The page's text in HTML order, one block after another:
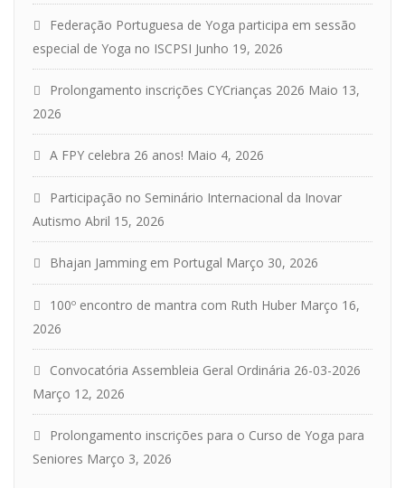
Federação Portuguesa de Yoga participa em sessão
especial de Yoga no ISCPSI Junho 19, 2026
Prolongamento inscrições CYCrianças 2026 Maio 13,
2026
A FPY celebra 26 anos! Maio 4, 2026
Participação no Seminário Internacional da Inovar
Autismo Abril 15, 2026
Bhajan Jamming em Portugal Março 30, 2026
100º encontro de mantra com Ruth Huber Março 16,
2026
Convocatória Assembleia Geral Ordinária 26-03-2026
Março 12, 2026
Prolongamento inscrições para o Curso de Yoga para
Seniores Março 3, 2026